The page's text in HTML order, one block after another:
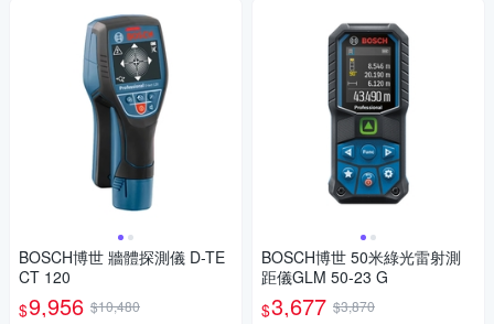
BOSCH博世 牆體探測儀 D-TE
CT 120
$9,956 $10,480
BOSCH博世 50米綠光雷射測
距儀GLM 50-23 G
$3,677 $3,870